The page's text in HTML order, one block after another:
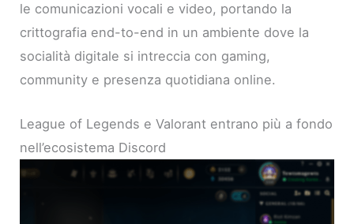
le comunicazioni vocali e video, portando la
crittografia end-to-end in un ambiente dove la
socialità digitale si intreccia con gaming,
community e presenza quotidiana online.
League of Legends e Valorant entrano più a fondo
nell’ecosistema Discord